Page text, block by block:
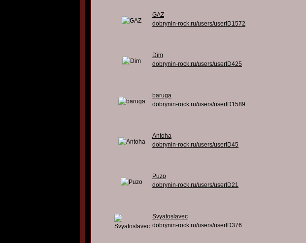
GAZ
dobrynin-rock.ru/users/userID1572
Dim
dobrynin-rock.ru/users/userID425
baruga
dobrynin-rock.ru/users/userID1589
Antoha
dobrynin-rock.ru/users/userID45
Puzo
dobrynin-rock.ru/users/userID21
Svyatoslavec
dobrynin-rock.ru/users/userID376